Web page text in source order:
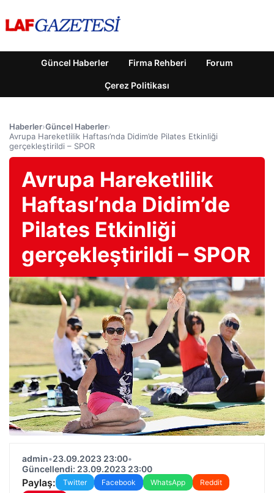
Güncel Haberler Firma Rehberi Forum
Çerez Politikası
Haberler›Güncel Haberler›
Avrupa Hareketlilik Haftası’nda Didim’de Pilates Etkinliği
gerçekleştirildi – SPOR
Avrupa Hareketlilik
Haftası’nda Didim’de
Pilates Etkinliği
gerçekleştirildi – SPOR
admin•23.09.2023 23:00•
Güncellendi: 23.09.2023 23:00
Paylaş: Twitter Facebook WhatsApp
Reddit